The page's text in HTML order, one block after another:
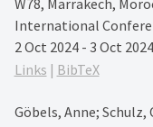
W78, Marrakech,
International
2 Oct 2024 - 3 Oct 2024
Links | BibTeX
Göbels, Anne;